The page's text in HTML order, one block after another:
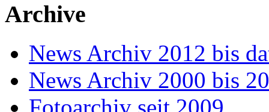
Archive
News Archiv 2012 bis
News Archiv 2000 bis
Fotoarchiv seit 2009